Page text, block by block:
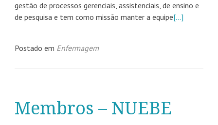
gestão de processos gerenciais, assistenciais, de ensino e
de pesquisa e tem como missão manter a equipe[…]
Postado em Enfermagem
Membros – NUEBE